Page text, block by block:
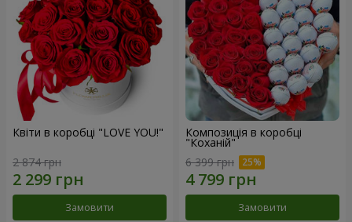
Квіти в коробці "LOVE YOU!"
2 874 грн
Замовити
Композиція в коробці
"Коханій"
6 399 грн
Замовити